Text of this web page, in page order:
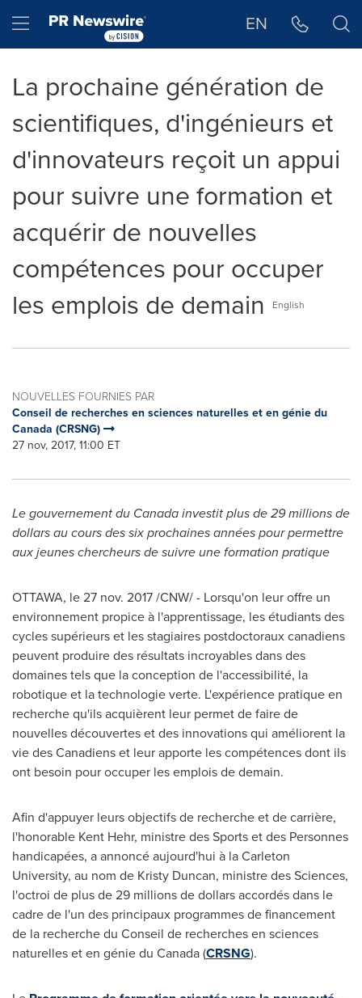
Hamburger menu EN
La prochaine génération de
scientifiques, d'ingénieurs et
d'innovateurs reçoit un appui
pour suivre une formation et
acquérir de nouvelles
compétences pour occuper
les emplois de demain
English
NOUVELLES FOURNIES PAR
Conseil de recherches en sciences naturelles et en génie du
Canada (CRSNG)
27 nov, 2017, 11:00 ET
Le gouvernement du Canadainvestit plus de 29 millions de
dollars au cours des six prochaines années pour permettre
aux jeunes chercheurs de suivre une formation pratique
OTTAWA, le 27 nov. 2017 /CNW/ - Lorsqu'on leur offre un
environnement propice à l'apprentissage, les étudiants des
cycles supérieurs et les stagiaires postdoctoraux canadiens
peuvent produire des résultats incroyables dans des
domaines tels que la conception de l'accessibilité, la
robotique et la technologie verte. L'expérience pratique en
recherche qu'ils acquièrent leur permet de faire de
nouvelles découvertes et des innovations qui améliorent la
vie des Canadiens et leur apporte les compétences dont ils
ont besoin pour occuper les emplois de demain.
Afin d'appuyer leurs objectifs de recherche et de carrière,
l'honorable Kent Hehr, ministre des Sports et des Personnes
handicapées, a annoncé aujourd'hui à laCarleton
University, au nom de Kristy Duncan, ministre des Sciences,
l'octroi de plus de 29 millions de dollars accordés dans le
cadre de l'un des principaux programmes de financement
de la recherche du Conseil de recherches en sciences
naturelles et en génie du Canada(CRSNG).